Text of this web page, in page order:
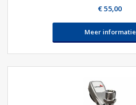
€ 55,00
Meer informatie